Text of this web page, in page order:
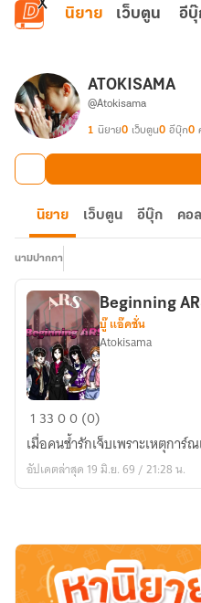
ข้ามไปยังเนื้อหาหลัก
นิยาย เว็บตูน อีบุ๊
ATOKISAMA
@Atokisama
1 นิยาย0 เว็บตูน0 อีบุ๊ก0
นิยาย เว็บตูน อีบุ๊ก คอ
นามปากกา
Beginning
ARS
Beginning
บู๊ แอ๊คชั่น
Atokisama
1 3300 (0)
เมื่อคนชํ้ารักเจ็บเพราะเหตุการ์
อัปเดตล่าสุด 19 มิ.ย. 69 / 21:28 น.